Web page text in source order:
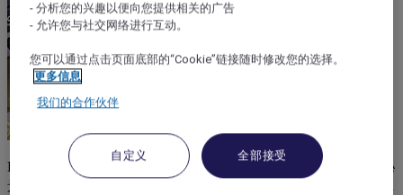
Eat & Stroll 是雅加达的一段骑行美食之旅。旅程包含一处隐秘
景点，位于巴达维亚卡布海滩新村的一家妙趣咖啡店：Rumah
- 分析您的兴趣以便向您提供相关的广告
- 允许您与社交网络进行互动。
您可以通过点击页面底部的“Cookie”链接随时修改您的选择。
更多信息
我们的合作伙伴
自定义 全部接受